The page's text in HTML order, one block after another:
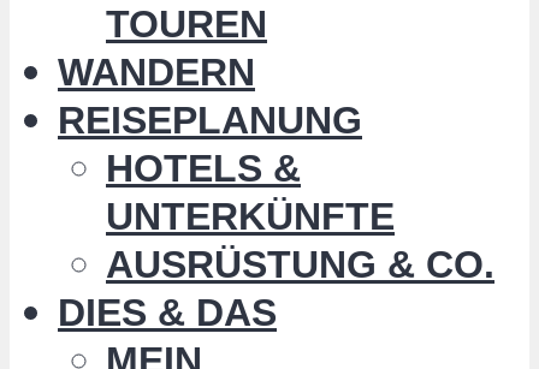
TOUREN
WANDERN
REISEPLANUNG
HOTELS &
UNTERKÜNFTE
AUSRÜSTUNG & CO.
DIES & DAS
MEIN